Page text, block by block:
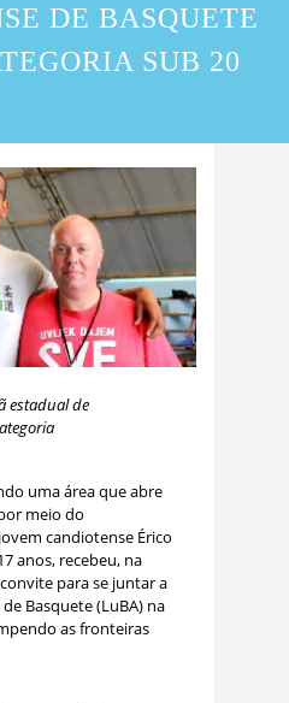
DE BASQUETE
SUB 20
estadual de
uma área que abre
meio do
candiotense Érico
anos, recebeu, na
para se juntar a
Basquete (LuBA) na
as fronteiras